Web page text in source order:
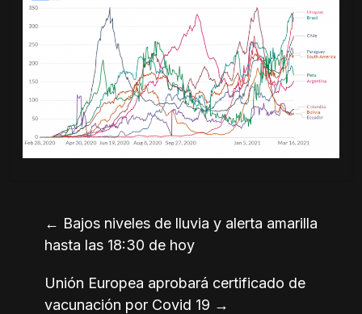
← Bajos niveles de lluvia y alerta amarilla
hasta las 18:30 de hoy
Unión Europea aprobará certificado de
vacunación por Covid 19 →